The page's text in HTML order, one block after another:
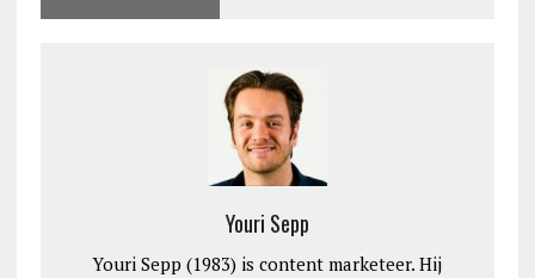
Youri Sepp
Youri Sepp (1983) is content marketeer. Hij